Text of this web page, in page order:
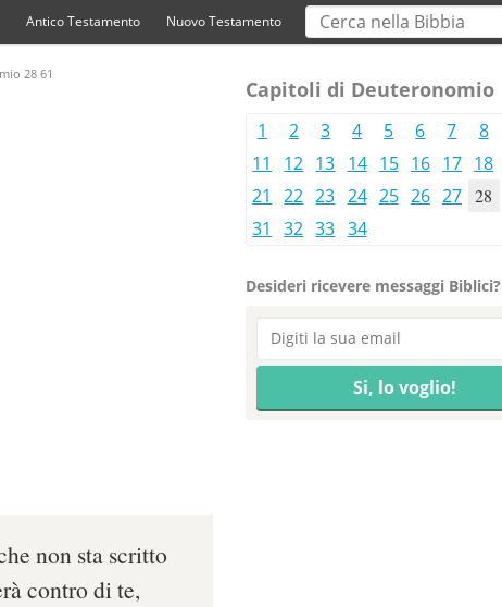
Antico Testamento Nuovo Testamento
28 61
non sta scritto
contro di te,
Capitoli di Deuteronomio
1 2 3 4 5 6 7 8
11
12 13 14 15 16 17 18
21
22 23 24 25 26 27 28
31
32 33 34
Desideri ricevere messaggi Biblici?